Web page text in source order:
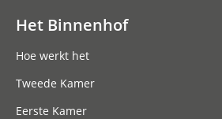
Het Binnenhof
Hoe werkt het
Tweede Kamer
Eerste Kamer